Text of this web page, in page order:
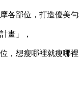
部位，打造優美勻
畫」，
想瘦哪裡就瘦哪裡